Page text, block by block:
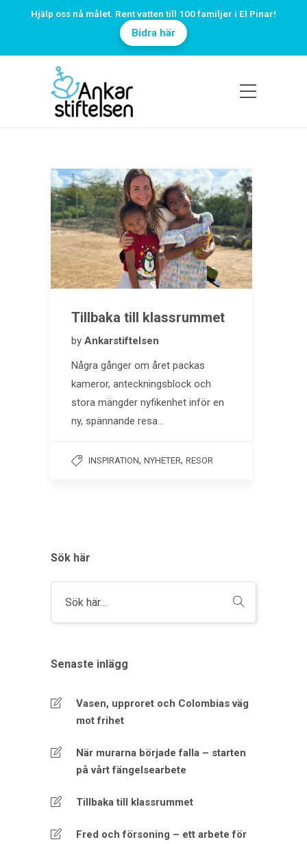
Hjälp oss nå målet. Rent vatten till 100 familjer i El Pinar!
Bidra här
Tillbaka till klassrummet
by Ankarstiftelsen
Några gånger om året packas
kameror, anteckningsblock och
stora mängder nyfikenhet inför en
ny, spännande resa…
INSPIRATION, NYHETER, RESOR
Sök här
Senaste inlägg
Vasen, upproret och Colombias väg
mot frihet
När murarna började falla – starten
på vårt fängelsearbete
Tillbaka till klassrummet
Fred och försoning – ett arbete för